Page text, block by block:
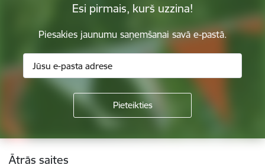
Esi pirmais, kurš uzzina!
Piesakies jaunumu saņemšanai savā e-pastā.
Kājene
Ātrās saites